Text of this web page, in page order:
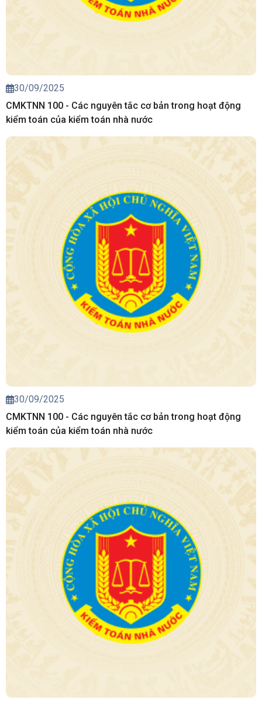
30/09/2025
CMKTNN 100 - Các nguyên tắc cơ bản trong hoạt động
kiểm toán của kiểm toán nhà nước
30/09/2025
CMKTNN 100 - Các nguyên tắc cơ bản trong hoạt động
kiểm toán của kiểm toán nhà nước